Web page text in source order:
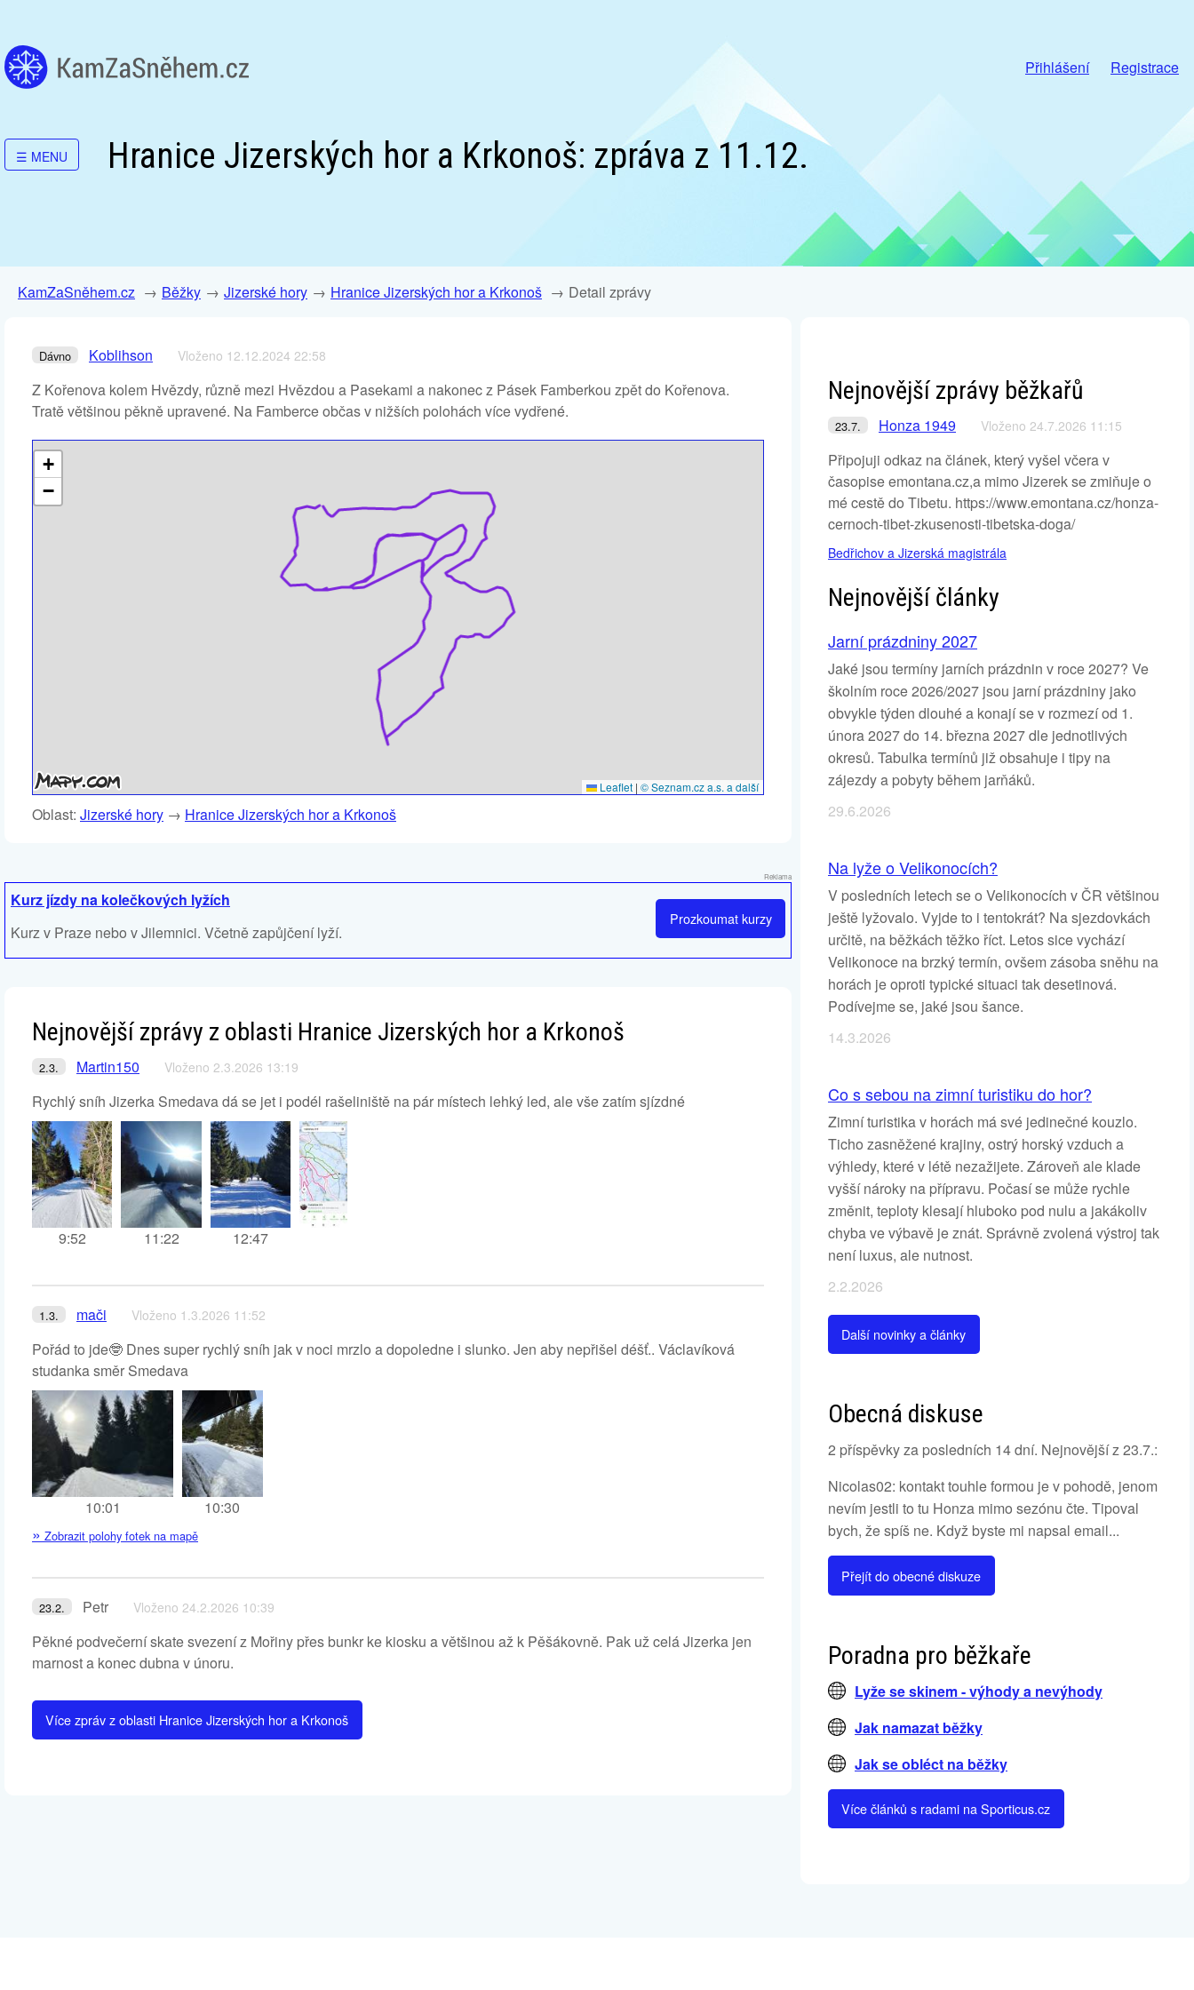
Přihlášení Registrace
☰ MENU Hranice Jizerských hor a Krkonoš: zpráva z 11.12.
KamZaSněhem.cz Běžky Jizerské hory Hranice Jizerských hor a Krkonoš Detail zprávy
Dávno Koblihson Vloženo 12.12.2024 22:58
Z Kořenova kolem Hvězdy, různě mezi Hvězdou a Pasekami a nakonec z Pásek Famberkou zpět do Kořenova.
Tratě většinou pěkně upravené. Na Famberce občas v nižších polohách více vydřené.
+
−
Leaflet | © Seznam.cz a.s. a další
Oblast: Jizerské hory → Hranice Jizerských hor a Krkonoš
Reklama
Prozkoumatkurzy
Kurz jízdy na kolečkových lyžích
Kurz v Praze nebo v Jilemnici. Včetně zapůjčení lyží.
Nejnovější zprávy z oblasti Hranice Jizerských hor a Krkonoš
2.3. Martin150 Vloženo 2.3.2026 13:19
Rychlý sníh Jizerka Smedava dá se jet i podél rašeliniště na pár místech lehký led, ale vše zatím sjízdné
9:52 11:22 12:47
1.3. mači Vloženo 1.3.2026 11:52
Pořád to jde🤓 Dnes super rychlý sníh jak v noci mrzlo a dopoledne i slunko. Jen aby nepřišel déšť.. Václavíková
studanka směr Smedava
10:01 10:30
» Zobrazit polohy fotek na mapě
23.2. Petr Vloženo 24.2.2026 10:39
Pěkné podvečerní skate svezení z Mořiny přes bunkr ke kiosku a většinou až k Pěšákovně. Pak už celá Jizerka jen
marnost a konec dubna v únoru.
Více zpráv z oblasti Hranice Jizerských hor a Krkonoš
Nejnovější zprávy běžkařů
23.7. Honza 1949 Vloženo 24.7.2026 11:15
Připojuji odkaz na článek, který vyšel včera v
časopise emontana.cz,a mimo Jizerek se zmiňuje o
mé cestě do Tibetu. https://www.emontana.cz/honza-
cernoch-tibet-zkusenosti-tibetska-doga/
Bedřichov a Jizerská magistrála
Nejnovější články
Jarní prázdniny 2027
Jaké jsou termíny jarních prázdnin v roce 2027? Ve
školním roce 2026/2027 jsou jarní prázdniny jako
obvykle týden dlouhé a konají se v rozmezí od 1.
února 2027 do 14. března 2027 dle jednotlivých
okresů. Tabulka termínů již obsahuje i tipy na
zájezdy a pobyty během jarňáků.
29.6.2026
Na lyže o Velikonocích?
V posledních letech se o Velikonocích v ČR většinou
ještě lyžovalo. Vyjde to i tentokrát? Na sjezdovkách
určitě, na běžkách těžko říct. Letos sice vychází
Velikonoce na brzký termín, ovšem zásoba sněhu na
horách je oproti typické situaci tak desetinová.
Podívejme se, jaké jsou šance.
14.3.2026
Co s sebou na zimní turistiku do hor?
Zimní turistika v horách má své jedinečné kouzlo.
Ticho zasněžené krajiny, ostrý horský vzduch a
výhledy, které v létě nezažijete. Zároveň ale klade
vyšší nároky na přípravu. Počasí se může rychle
změnit, teploty klesají hluboko pod nulu a jakákoliv
chyba ve výbavě je znát. Správně zvolená výstroj tak
není luxus, ale nutnost.
2.2.2026
Další novinky a články
Obecná diskuse
2 příspěvky za posledních 14 dní. Nejnovější z 23.7.:
Nicolas02: kontakt touhle formou je v pohodě, jenom
nevím jestli to tu Honza mimo sezónu čte. Tipoval
bych, že spíš ne. Když byste mi napsal email...
Přejít do obecné diskuze
Poradna pro běžkaře
Lyže se skinem - výhody a nevýhody
Jak namazat běžky
Jak se obléct na běžky
Více článků s radami na Sporticus.cz